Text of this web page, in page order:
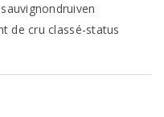
de cru classé-status